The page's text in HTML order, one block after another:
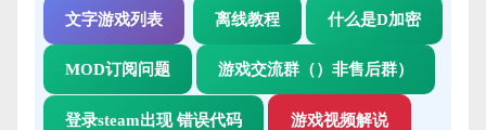
文字游戏列表 离线教程 什么是D加密
MOD订阅问题 游戏交流群（）非售后群）
登录steam出现 错误代码 游戏视频解说